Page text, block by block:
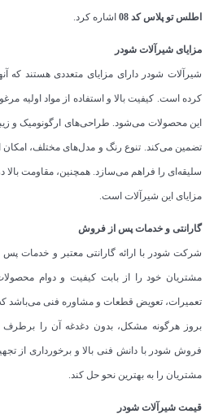
اطلس تو پلاس کد 08 اشاره کرد.
مزایای شیرآلات شودر
شیرآلات شودر دارای مزایای متعددی هستند که
کرده است. کیفیت بالا و استفاده از مواد اولیه
این محصولات می‌شود. طراحی‌های ارگونومیک و
تضمین می‌کند. تنوع رنگ و مدل‌های مختلف، امکان
سلیقه‌ای را فراهم می‌سازد. همچنین، مقاومت بالا
مزایای این شیرآلات است.
گارانتی و خدمات پس از فروش
شرکت شودر با ارائه گارانتی معتبر و خدمات
مشتریان خود را از بابت کیفیت و دوام
تعمیرات، تعویض قطعات و مشاوره فنی می‌باشد
بروز هرگونه مشکل، بدون دغدغه آن را
فروش شودر با دانش فنی بالا و برخورداری از
مشتریان را به بهترین نحو حل کند.
قیمت شیرآلات شودر